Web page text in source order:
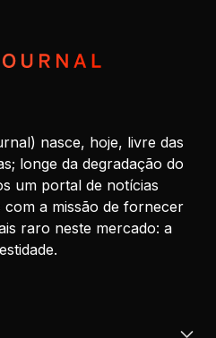
nasce, hoje, livre das
longe da degradação do
um portal de notícias
a missão de fornecer
raro neste mercado: a